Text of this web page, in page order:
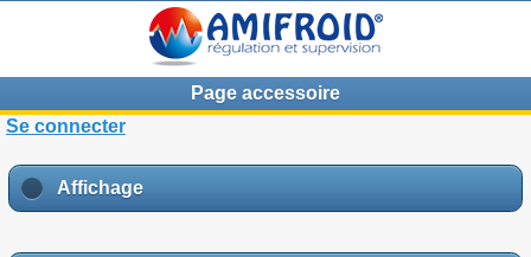
Page accessoire
Se connecter
Affichage